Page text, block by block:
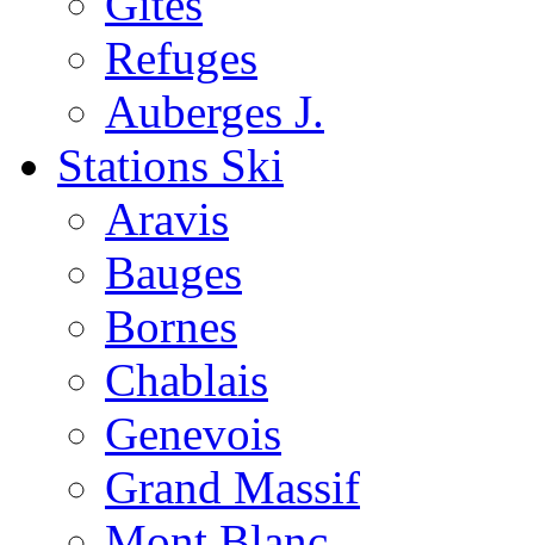
Refuges
Auberges J.
Stations Ski
Aravis
Bauges
Bornes
Chablais
Genevois
Grand Massif